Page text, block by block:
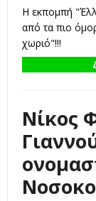
Η εκπομπή
από τα πιο
χωριό"!!!
Νίκος